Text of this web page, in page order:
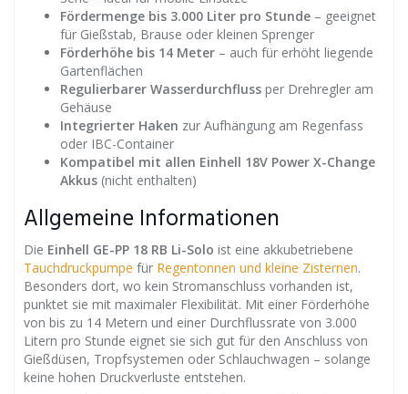
Fördermenge bis 3.000 Liter pro Stunde – geeignet
für Gießstab, Brause oder kleinen Sprenger
Förderhöhe bis 14 Meter – auch für erhöht liegende
Gartenflächen
Regulierbarer Wasserdurchfluss per Drehregler am
Gehäuse
Integrierter Haken zur Aufhängung am Regenfass
oder IBC-Container
Kompatibel mit allen Einhell 18V Power X-Change
Akkus (nicht enthalten)
Allgemeine Informationen
Die Einhell GE-PP 18 RB Li-Solo ist eine akkubetriebene
Tauchdruckpumpe für Regentonnen und kleine Zisternen.
Besonders dort, wo kein Stromanschluss vorhanden ist,
punktet sie mit maximaler Flexibilität. Mit einer Förderhöhe
von bis zu 14 Metern und einer Durchflussrate von 3.000
Litern pro Stunde eignet sie sich gut für den Anschluss von
Gießdüsen, Tropfsystemen oder Schlauchwagen – solange
keine hohen Druckverluste entstehen.